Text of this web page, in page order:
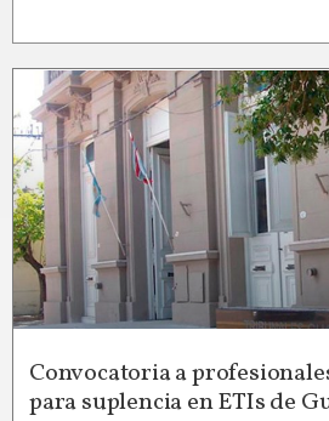
Convocatoria a
para suplencia en ETIs de